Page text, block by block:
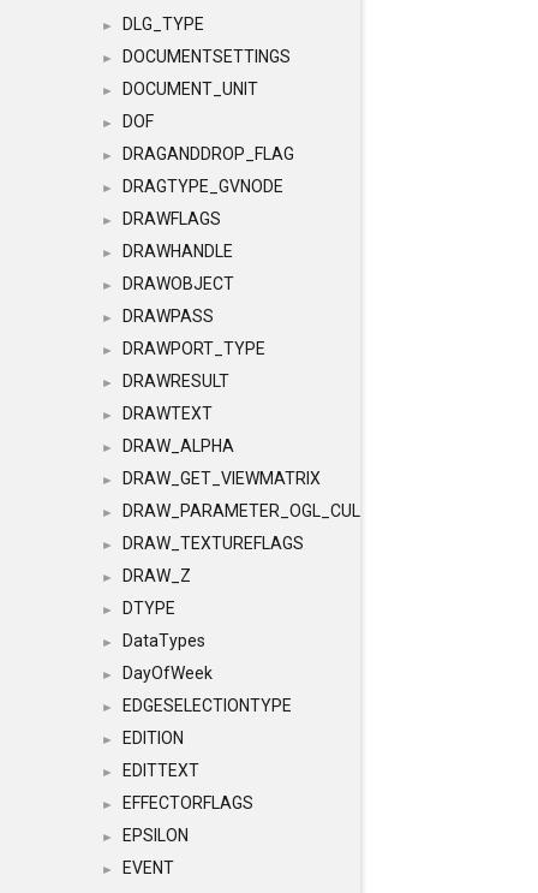
► DLG_TYPE
► DOCUMENTSETTINGS
► DOCUMENT_UNIT
► DOF
► DRAGANDDROP_FLAG
► DRAGTYPE_GVNODE
► DRAWFLAGS
► DRAWHANDLE
► DRAWOBJECT
► DRAWPASS
► DRAWPORT_TYPE
► DRAWRESULT
► DRAWTEXT
► DRAW_ALPHA
► DRAW_GET_VIEWMATRIX
► DRAW_PARAMETER_OGL_CULLING
► DRAW_TEXTUREFLAGS
► DRAW_Z
► DTYPE
► DataTypes
► DayOfWeek
► EDGESELECTIONTYPE
► EDITION
► EDITTEXT
► EFFECTORFLAGS
► EPSILON
►
EVENT